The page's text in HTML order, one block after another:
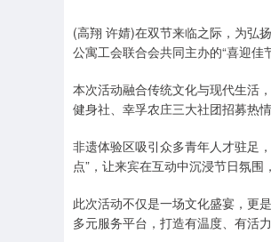
(高翔 许婧)在双节来临之际，为弘
公寓工会联合会共同主办的“喜迎佳
本次活动融合传统文化与现代生活
健身社、幸孚农庄三大社团招募热
非遗体验区吸引众多青年人才驻足
点”，让来宾在互动中沉浸节日氛围
此次活动不仅是一场文化盛宴，更
多元服务平台，打造有温度、有活